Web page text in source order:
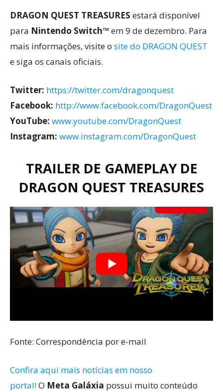
DRAGON QUEST TREASURES estará disponível
para Nintendo Switch™ em 9 de dezembro. Para
mais informações, visite o site do DRAGON QUEST
e siga os canais oficiais.
Twitter: https://twitter.com/dragonquest
Facebook: http://www.facebook.com/DragonQuest
YouTube: www.youtube.com/DragonQuest
Instagram: www.instagram.com/DragonQuest
TRAILER DE GAMEPLAY DE
DRAGON QUEST TREASURES
Fonte: Correspondência por e-mail
Confira aqui mais notícias em nosso
portal!O Meta Galáxia possui muito conteúdo